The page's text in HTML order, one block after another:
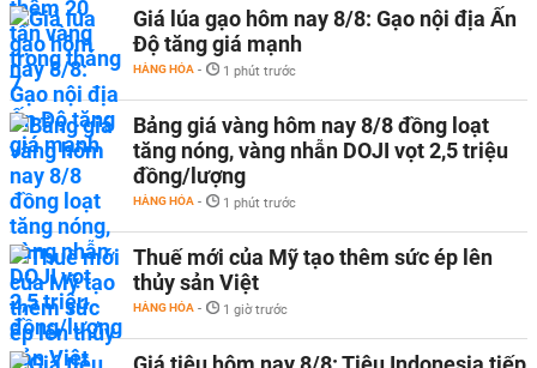
Giá lúa gạo hôm nay 8/8: Gạo nội địa Ấn
Độ tăng giá mạnh
HÀNG HÓA - 1 phút trước
Bảng giá vàng hôm nay 8/8 đồng loạt
tăng nóng, vàng nhẫn DOJI vọt 2,5 triệu
đồng/lượng
HÀNG HÓA - 1 phút trước
Thuế mới của Mỹ tạo thêm sức ép lên
thủy sản Việt
HÀNG HÓA - 1 giờ trước